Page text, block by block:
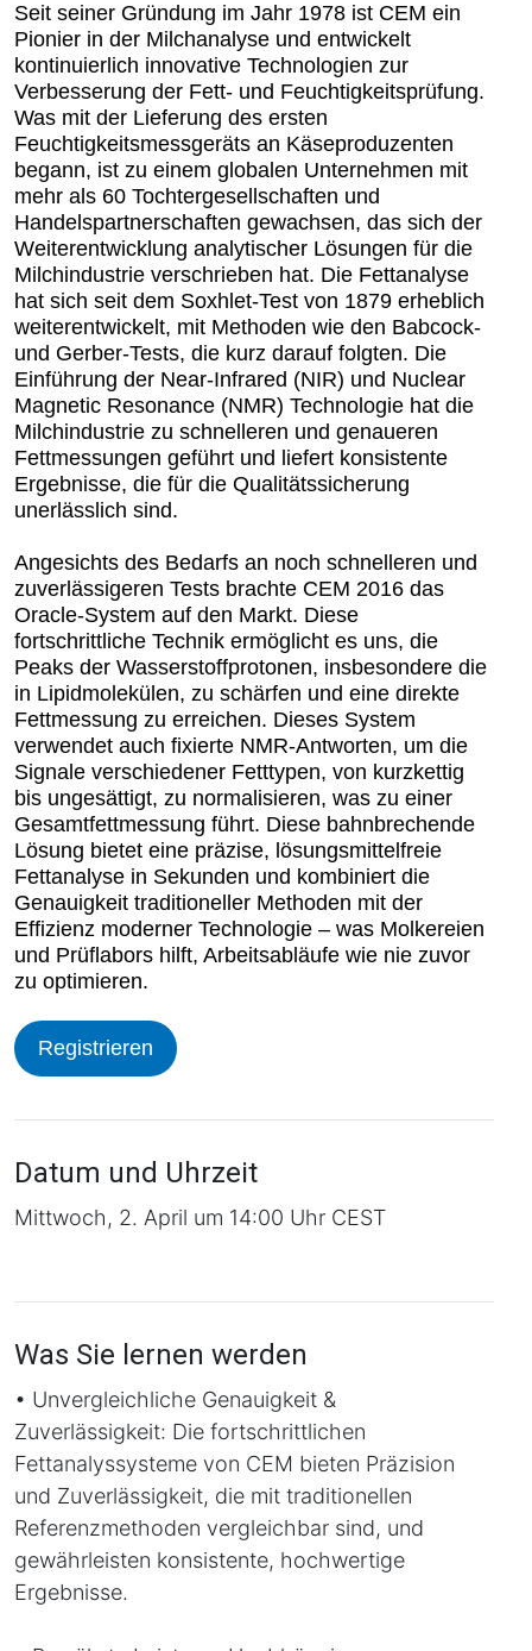
Seit seiner Gründung im Jahr 1978 ist CEM ein
Pionier in der Milchanalyse und entwickelt
kontinuierlich innovative Technologien zur
Verbesserung der Fett- und Feuchtigkeitsprüfung.
Was mit der Lieferung des ersten
Feuchtigkeitsmessgeräts an Käseproduzenten
begann, ist zu einem globalen Unternehmen mit
mehr als 60 Tochtergesellschaften und
Handelspartnerschaften gewachsen, das sich der
Weiterentwicklung analytischer Lösungen für die
Milchindustrie verschrieben hat. Die Fettanalyse
hat sich seit dem Soxhlet-Test von 1879 erheblich
weiterentwickelt, mit Methoden wie den Babcock-
und Gerber-Tests, die kurz darauf folgten. Die
Einführung der Near-Infrared (NIR) und Nuclear
Magnetic Resonance (NMR) Technologie hat die
Milchindustrie zu schnelleren und genaueren
Fettmessungen geführt und liefert konsistente
Ergebnisse, die für die Qualitätssicherung
unerlässlich sind.
Angesichts des Bedarfs an noch schnelleren und
zuverlässigeren Tests brachte CEM 2016 das
Oracle-System auf den Markt. Diese
fortschrittliche Technik ermöglicht es uns, die
Peaks der Wasserstoffprotonen, insbesondere die
in Lipidmolekülen, zu schärfen und eine direkte
Fettmessung zu erreichen. Dieses System
verwendet auch fixierte NMR-Antworten, um die
Signale verschiedener Fetttypen, von kurzkettig
bis ungesättigt, zu normalisieren, was zu einer
Gesamtfettmessung führt. Diese bahnbrechende
Lösung bietet eine präzise, lösungsmittelfreie
Fettanalyse in Sekunden und kombiniert die
Genauigkeit traditioneller Methoden mit der
Effizienz moderner Technologie – was Molkereien
und Prüflabors hilft, Arbeitsabläufe wie nie zuvor
zu optimieren.
Registrieren
Datum und Uhrzeit
Mittwoch, 2. April um 14:00 Uhr CEST
Was Sie lernen werden
• Unvergleichliche Genauigkeit &
Zuverlässigkeit: Die fortschrittlichen
Fettanalyssysteme von CEM bieten Präzision
und Zuverlässigkeit, die mit traditionellen
Referenzmethoden vergleichbar sind, und
gewährleisten konsistente, hochwertige
Ergebnisse.